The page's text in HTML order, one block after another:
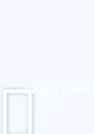
Видео о